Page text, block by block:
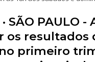
SÃO PAULO -
os resultados
primeiro